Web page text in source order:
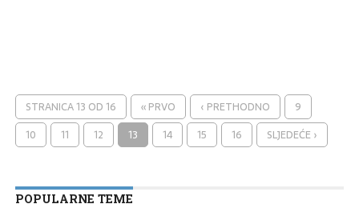
STRANICA 13 OD 16 « PRVO ‹ PRETHODNO
9
10
11 12 13 14 15 16 SLJEDEĆE ›
POPULARNE TEME